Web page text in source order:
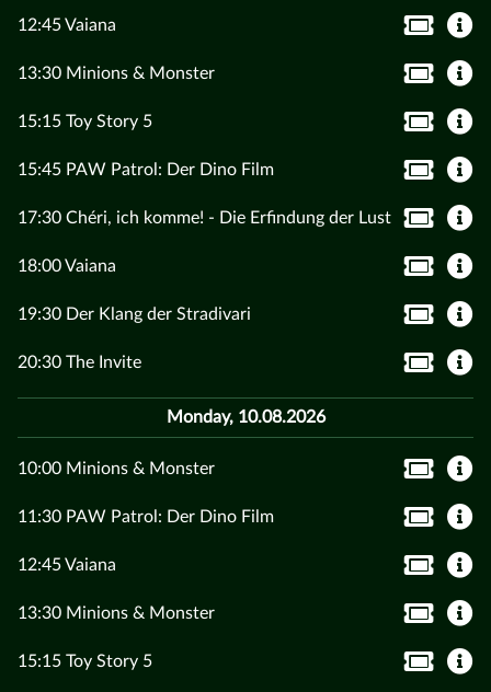
12:45 Vaiana
13:30 Minions & Monster
15:15 Toy Story 5
15:45 PAW Patrol: Der Dino Film
17:30 Chéri, ich komme! - Die Erfindung der Lust
18:00 Vaiana
19:30 Der Klang der Stradivari
20:30 The Invite
Monday, 10.08.2026
10:00 Minions & Monster
11:30 PAW Patrol: Der Dino Film
12:45 Vaiana
13:30 Minions & Monster
15:15 Toy Story 5